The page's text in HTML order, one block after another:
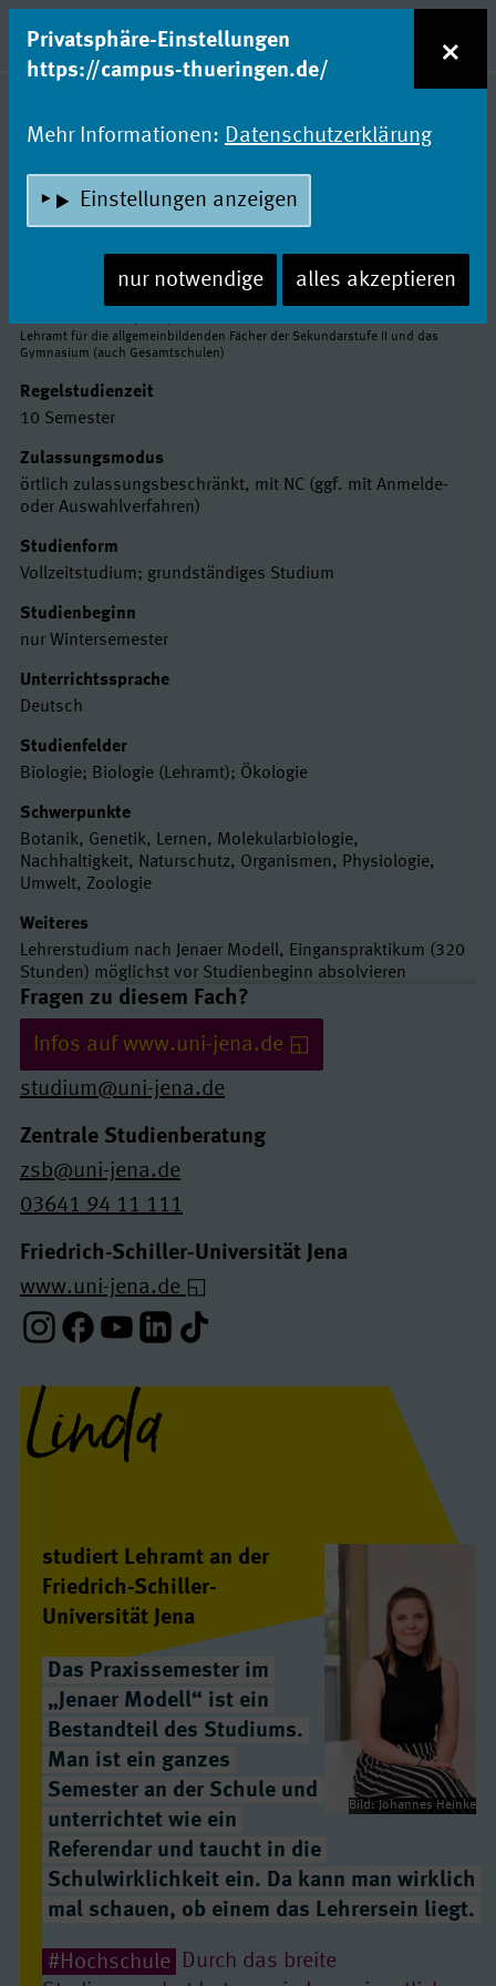
zum Inhalt
Entdecke Dein Studium!
BIOLOGIE
Friedrich-Schiller-Universität Jena
Basisdaten
Lehramt für die allgemeinbildenden Fächer der Sekundarstufe II und das
Gymnasium (auch Gesamtschulen)
Regelstudienzeit
10 Semester
Zulassungsmodus
örtlich zulassungsbeschränkt, mit NC (ggf. mit Anmelde-
oder Auswahlverfahren)
Studienform
Vollzeitstudium; grundständiges Studium
Studienbeginn
nur Wintersemester
Unterrichtssprache
Deutsch
Studienfelder
Biologie; Biologie (Lehramt); Ökologie
Schwerpunkte
Botanik, Genetik, Lernen, Molekularbiologie,
Nachhaltigkeit, Naturschutz, Organismen, Physiologie,
Umwelt, Zoologie
Weiteres
Lehrerstudium nach Jenaer Modell, Einganspraktikum (320
Stunden) möglichst vor Studienbeginn absolvieren
Links und Kontakte
Fragen zu diesem Fach?
Infos auf www.uni-jena.de
studium@uni-jena.de
Zentrale Studienberatung
zsb@uni-jena.de
03641 94 11 111
Friedrich-Schiller-Universität Jena
www.uni-jena.de
Instagram-Profil
Facebook-Profil
Youtube-Profil
Linkedin-Profil
Tiktok-Profil
Interview(s)
Linda
Bild: Johannes Heinke
studiert Lehramt an der
Friedrich-Schiller-
Universität Jena
Das Praxissemester im
„Jenaer Modell“ ist ein
Bestandteil des Studiums.
Man ist ein ganzes
Semester an der Schule und
unterrichtet wie ein
Referendar und taucht in die
Schulwirklichkeit ein. Da kann man wirklich
mal schauen, ob einem das Lehrersein liegt.
#Hochschule
Durch das breite
Privatsphäre-Einstellungen
https://campus-thueringen.de/
×
Mehr Informationen: Datenschutzerklärung
Einstellungen anzeigen
nur notwendige alles akzeptieren